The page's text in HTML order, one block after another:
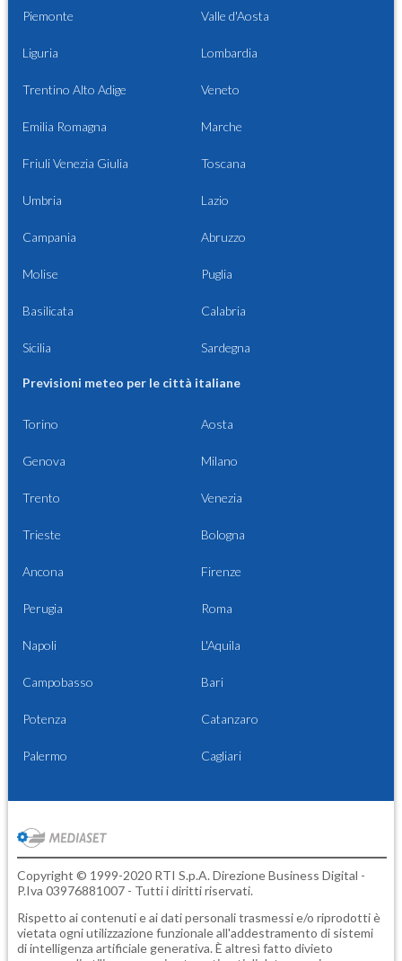
Piemonte Valle d'Aosta
Liguria Lombardia
Trentino Alto Adige Veneto
Emilia Romagna Marche
Friuli Venezia Giulia Toscana
Umbria Lazio
Campania Abruzzo
Molise Puglia
Basilicata Calabria
Sicilia Sardegna
Previsioni meteo per le città italiane
Torino Aosta
Genova Milano
Trento Venezia
Trieste Bologna
Ancona Firenze
Perugia Roma
Napoli L'Aquila
Campobasso Bari
Potenza Catanzaro
Palermo Cagliari
Copyright © 1999-2020 RTI S.p.A. Direzione Business Digital -
P.Iva 03976881007 - Tutti i diritti riservati.
Rispetto ai contenuti e ai dati personali trasmessi e/o riprodotti è
vietata ogni utilizzazione funzionale all'addestramento di sistemi
di intelligenza artificiale generativa. È altresì fatto divieto